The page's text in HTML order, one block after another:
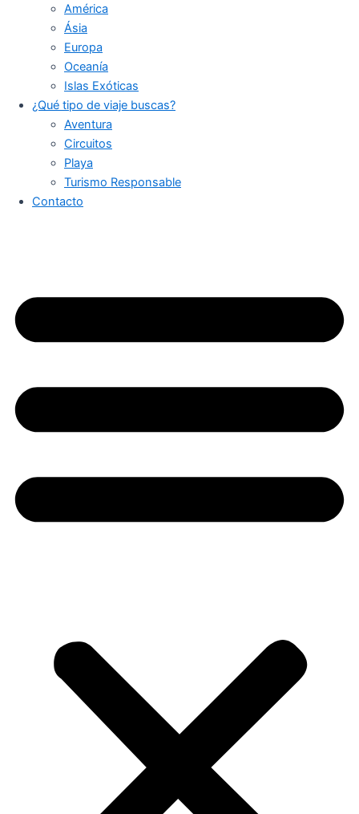
América
Ásia
Europa
Oceanía
Islas Exóticas
¿Qué tipo de viaje buscas?
Aventura
Circuitos
Playa
Turismo Responsable
Contacto